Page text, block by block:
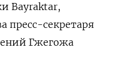
Bayraktar,
пресс-секретаря
Гжегожа